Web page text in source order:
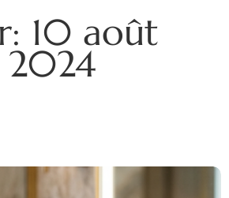
10 août
2024